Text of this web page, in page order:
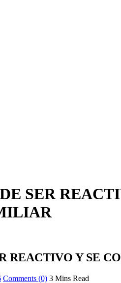
SER
REACTIVO Y SE
Comments (0) 3 Mins Read